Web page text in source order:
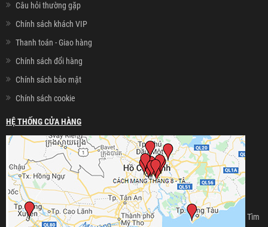
Câu hỏi thường gặp
Chính sách khách VIP
Thanh toán - Giao hàng
Chính sách đổi hàng
Chính sách bảo mật
Chính sách cookie
HỆ THỐNG CỬA HÀNG
Tìm